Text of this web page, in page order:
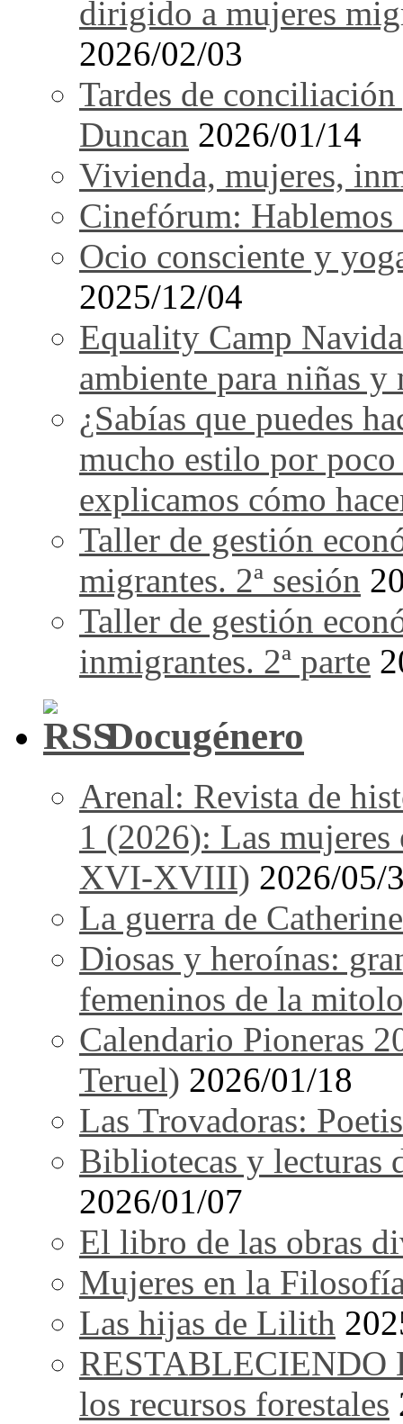
dirigido a mujeres
2026/02/03
Tardes de
Duncan 2026/01/14
Vivienda, mujeres,
Cinefórum:
Ocio consciente y
2025/12/04
Equality Camp
ambiente para niñas y
¿Sabías que puedes
mucho estilo por
explicamos cómo
Taller de gestión
migrantes. 2ª sesión
Taller de gestión
inmigrantes. 2ª parte
Docugénero
Arenal: Revista de
1 (2026): Las
XVI-XVIII) 2026/05/
La guerra de Catherine
Diosas y heroínas:
femeninos de la
Calendario Pioneras
Teruel) 2026/01/18
Las Trovadoras:
Bibliotecas y lecturas
2026/01/07
El libro de las obras
Mujeres en la
Las hijas de Lilith
RESTABLECIENDO
los recursos forestales